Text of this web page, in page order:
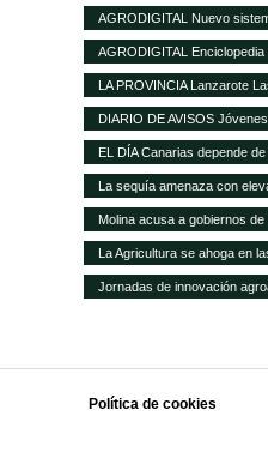
prestación regular de sus
AGRODIGITAL Nuevo
AGRODIGITAL
LA PROVINCIA Lanzarote
DIARIO DE AVISOS
EL DÍA Canarias depende
consumo básico
La sequía amenaza con
Molina acusa a gobiernos
La Agricultura se ahoga en
Jornadas de innovación
Política de cookies